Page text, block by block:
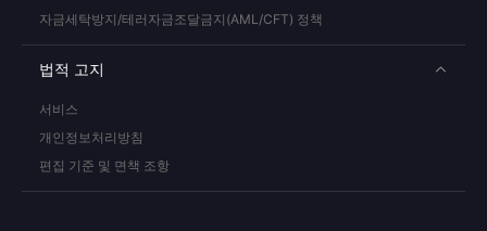
자금세탁방지/테러자금조달금지(AML/CFT) 정책
법적 고지
서비스
개인정보처리방침
편집 기준 및 면책 조항